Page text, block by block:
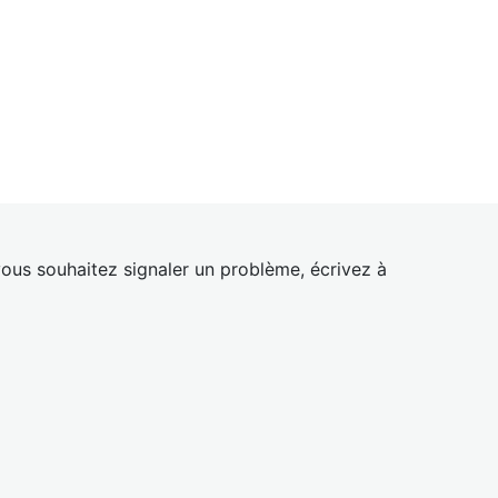
souhaitez signaler un problème, écrivez à